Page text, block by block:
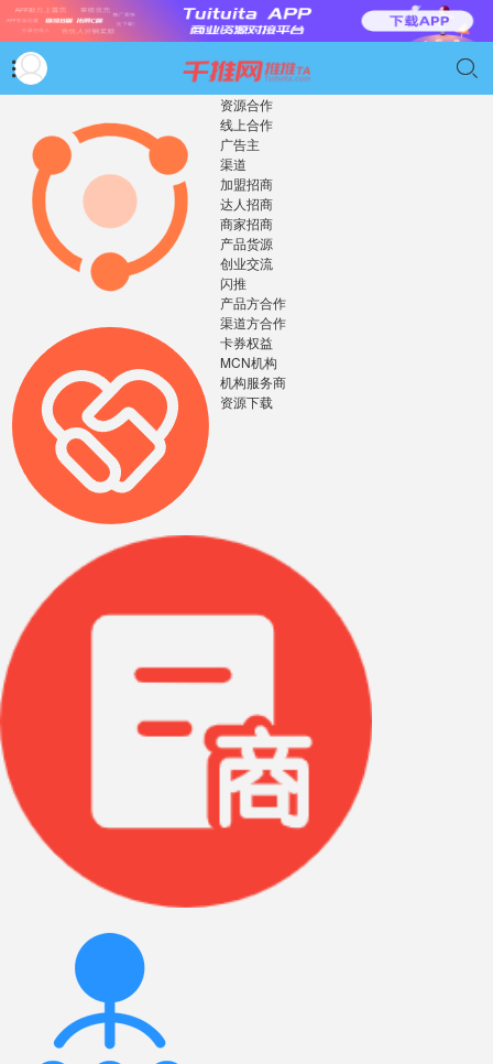
 
资源合作
线上合作
广告主
渠道
加盟招商
达人招商
商家招商
产品货源
创业交流
闪推
产品方合作
渠道方合作
卡券权益
MCN机构
机构服务商
资源下载